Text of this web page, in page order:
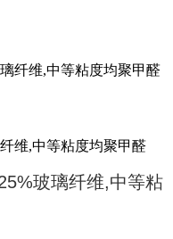
维,中等粘度均聚甲醛
玻璃纤维,中等粘